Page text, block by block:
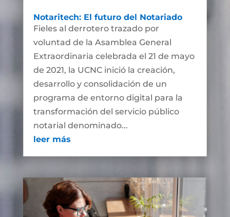
Notaritech: El futuro del Notariado
Fieles al derrotero trazado por
voluntad de la Asamblea General
Extraordinaria celebrada el 21 de mayo
de 2021, la UCNC inició la creación,
desarrollo y consolidación de un
programa de entorno digital para la
transformación del servicio público
notarial denominado...
leer más